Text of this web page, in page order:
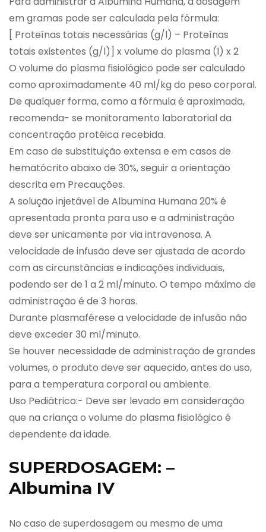
em gramas pode ser calculada pela fórmula:
[ Proteínas totais necessárias (g/l) – Proteínas
totais existentes (g/l)] x volume do plasma (l) x 2
O volume do plasma fisiológico pode ser calculado
como aproximadamente 40 ml/kg do peso corporal.
De qualquer forma, como a fórmula é aproximada,
recomenda- se monitoramento laboratorial da
concentração protéica recebida.
Em caso de substituição extensa e em casos de
hematócrito abaixo de 30%, seguir a orientação
descrita em Precauções.
A solução injetável de Albumina Humana 20% é
apresentada pronta para uso e a administração
deve ser unicamente por via intravenosa. A
velocidade de infusão deve ser ajustada de acordo
com as circunstâncias e indicações individuais,
podendo ser de 1 a 2 ml/minuto. O tempo máximo de
administração é de 3 horas.
Durante plasmaférese a velocidade de infusão não
deve exceder 30 ml/minuto.
Se houver necessidade de administração de grandes
volumes, o produto deve ser aquecido, antes do uso,
para a temperatura corporal ou ambiente.
Uso Pediátrico:- Deve ser levado em consideração
que na criança o volume do plasma fisiológico é
dependente da idade.
SUPERDOSAGEM: –
Albumina IV
No caso de superdosagem ou mesmo de uma